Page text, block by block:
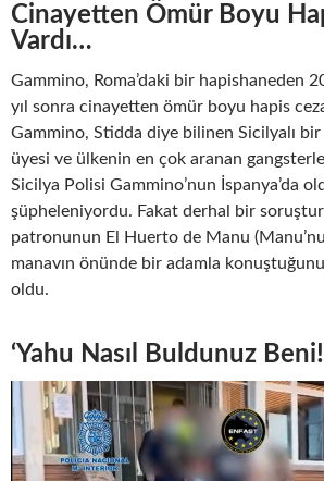
Cinayetten Ömür Boyu
Vardı…
Gammino, Roma’daki bir hapishaneden
yıl sonra cinayetten ömür boyu hapis
Gammino, Stidda diye bilinen Sicilyalı
üyesi ve ülkenin en çok aranan
Sicilya Polisi Gammino’nun İspanya’da
şüpheleniyordu. Fakat derhal bir
patronunun El Huerto de Manu
manavın önünde bir adamla
oldu.
‘Yahu Nasıl Buldunuz